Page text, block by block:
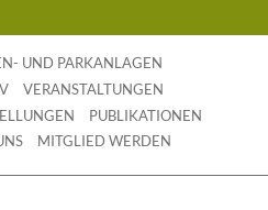
UND PARKANLAGEN
VERANSTALTUNGEN
PUBLIKATIONEN
MITGLIED WERDEN